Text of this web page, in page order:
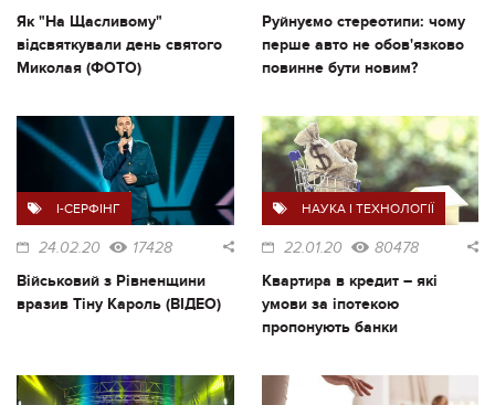
Як "На Щасливому"
відсвяткували день святого
Миколая (ФОТО)
Руйнуємо стереотипи: чому
перше авто не обов'язково
повинне бути новим?
I-СЕРФІНГ
24.02.20 17428
Військовий з Рівненщини
вразив Тіну Кароль (ВІДЕО)
НАУКА І ТЕХНОЛОГІЇ
22.01.20 80478
Квартира в кредит – які
умови за іпотекою
пропонують банки